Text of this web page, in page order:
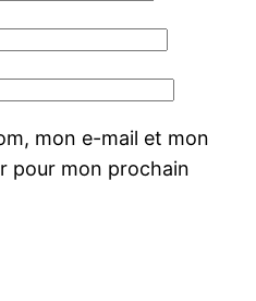
mon e-mail et mon
pour mon prochain